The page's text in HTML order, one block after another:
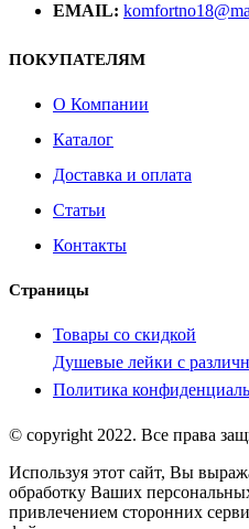
EMAIL:
ПОКУПАТЕЛЯМ
О Компании
Каталог
Доставка и оплата
Статьи
Контакты
Страницы
Товары со скидкой
Душевые лейки с
Политика
© copyright 2022. Все права
Используя этот сайт, Вы
обработку Ваших
привлечением сторонних